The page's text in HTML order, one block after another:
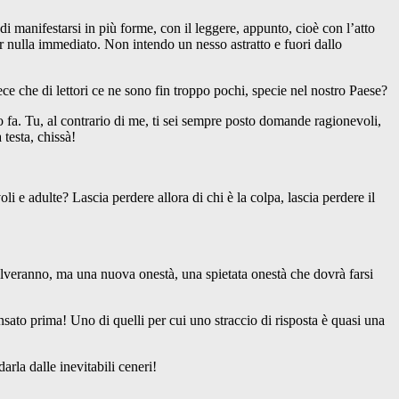
manifestarsi in più forme, con il leggere, appunto, cioè con l’atto
nulla immediato. Non intendo un nesso astratto e fuori dallo
che di lettori ce ne sono fin troppo pochi, specie nel nostro Paese?
Tu, al contrario di me, ti sei sempre posto domande ragionevoli,
chissà!
e adulte? Lascia perdere allora di chi è la colpa, lascia perdere il
ma una nuova onestà, una spietata onestà che dovrà farsi
prima! Uno di quelli per cui uno straccio di risposta è quasi una
dalle inevitabili ceneri!